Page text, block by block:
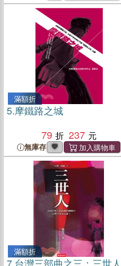
滿額折
5.摩鐵路之城
79
237
無庫存
滿額折